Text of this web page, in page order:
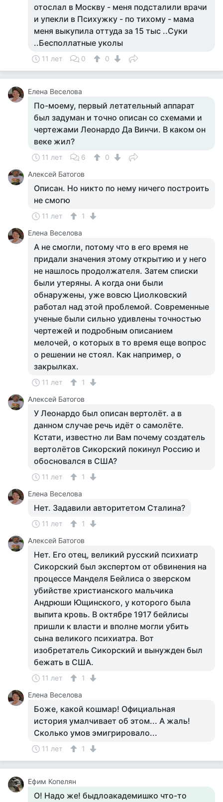
отослал в Москву - меня подсталили врачи
и упекли в Психужку - по тихому - мама
меня выкупила оттуда за 15 тыс ..Суки
..Бесполлатные уколы
11 лет 0 0
Елена Веселова
По-моему, первый летательный аппарат
был задуман и точно описан со схемами и
чертежами Леонардо Да Винчи. В каком он
веке жил?
11 лет 6
0
Алексей Батогов
Описан. Но никто по нему ничего построить
не смогю
11 лет
1
Елена Веселова
А не смогли, потому что в его время не
придали значения этому открытию и у него
не нашлось продолжателя. Затем списки
были утеряны. А когда они были
обнаружены, уже вовсю Циолковский
работал над этой проблемой. Современные
ученые были сильно удивлены точностью
чертежей и подробным описанием
мелочей, о которых в то время еще вопрос
о решении не стоял. Как например, о
закрылках.
11 лет
1
Алексей Батогов
У Леонардо был описан вертолёт. а в
данном случае речь идёт о самолёте.
Кстати, известно ли Вам почему создатель
вертолётов Сикорский покинул Россию и
обосновался в США?
11 лет
1
Елена Веселова
Нет. Задавили авторитетом Сталина?
11 лет
1
Алексей Батогов
Нет. Его отец, великий русский психиатр
Сикорский был экспертом от обвинения на
процессе Манделя Бейлиса о зверском
убийстве христианского мальчика
Андрюши Ющинского, у которого была
выпита кровь. В октябре 1917 бейлисы
пришли к власти и вполне могли убить
сына великого психиатра. Вот
изобретатель Сикорский и вынужден был
бежать в США.
11 лет
1
Елена Веселова
Боже, какой кошмар! Официальная
история умалчивает об этом... А жаль!
Сколько умов эмигрировало...
11 лет 1
Ефим Копелян
О! Надо же! быдлоакадемишко что-то